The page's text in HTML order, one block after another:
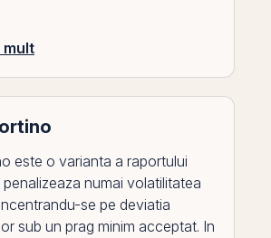
mult
este o varianta a raportului
numai volatilitatea
se pe deviatia
sub un prag minim acceptat. In